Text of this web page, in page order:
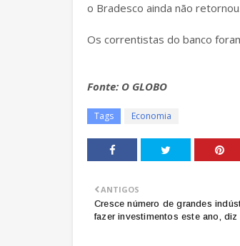
o Bradesco ainda não retornou.
Os correntistas do banco
Fonte: O GLOBO
Tags Economia
ANTIGOS
Cresce número de grandes
fazer investimentos este ano, diz